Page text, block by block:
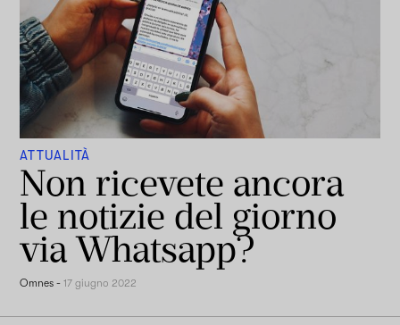
ATTUALITÀ
Non ricevete ancora
le notizie del giorno
via Whatsapp?
Omnes -17 giugno 2022